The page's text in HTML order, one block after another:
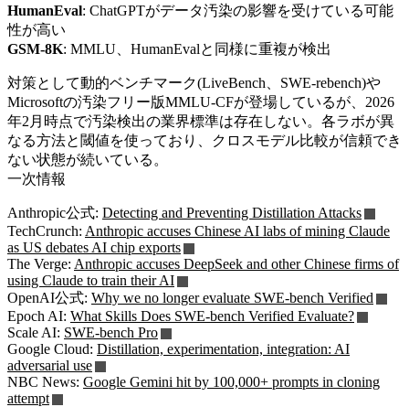
HumanEval: ChatGPTがデータ汚染の影響を受けている可能
性が高い
GSM-8K: MMLU、HumanEvalと同様に重複が検出
対策として動的ベンチマーク(LiveBench、SWE-rebench)や
Microsoftの汚染フリー版MMLU-CFが登場しているが、2026
年2月時点で汚染検出の業界標準は存在しない。各ラボが異
なる方法と閾値を使っており、クロスモデル比較が信頼でき
ない状態が続いている。
一次情報
Anthropic公式: Detecting and Preventing Distillation Attacks
TechCrunch: Anthropic accuses Chinese AI labs of mining Claude
as US debates AI chip exports
The Verge: Anthropic accuses DeepSeek and other Chinese firms of
using Claude to train their AI
OpenAI公式: Why we no longer evaluate SWE-bench Verified
Epoch AI: What Skills Does SWE-bench Verified Evaluate?
Scale AI: SWE-bench Pro
Google Cloud: Distillation, experimentation, integration: AI
adversarial use
NBC News: Google Gemini hit by 100,000+ prompts in cloning
attempt